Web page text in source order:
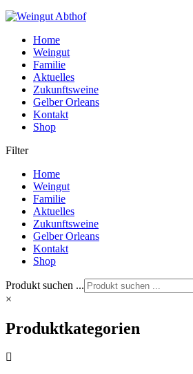
Home
Weingut
Familie
Aktuelles
Zukunftsweine
Gelber Orleans
Kontakt
Shop
Filter
Home
Weingut
Familie
Aktuelles
Zukunftsweine
Gelber Orleans
Kontakt
Shop
Produkt suchen ...
×
Produktkategorien